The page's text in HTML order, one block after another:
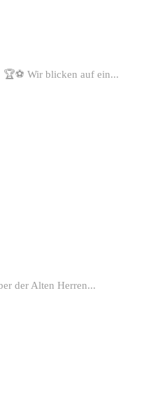
🏆⚽ Wir blicken auf ein...
der Alten Herren...